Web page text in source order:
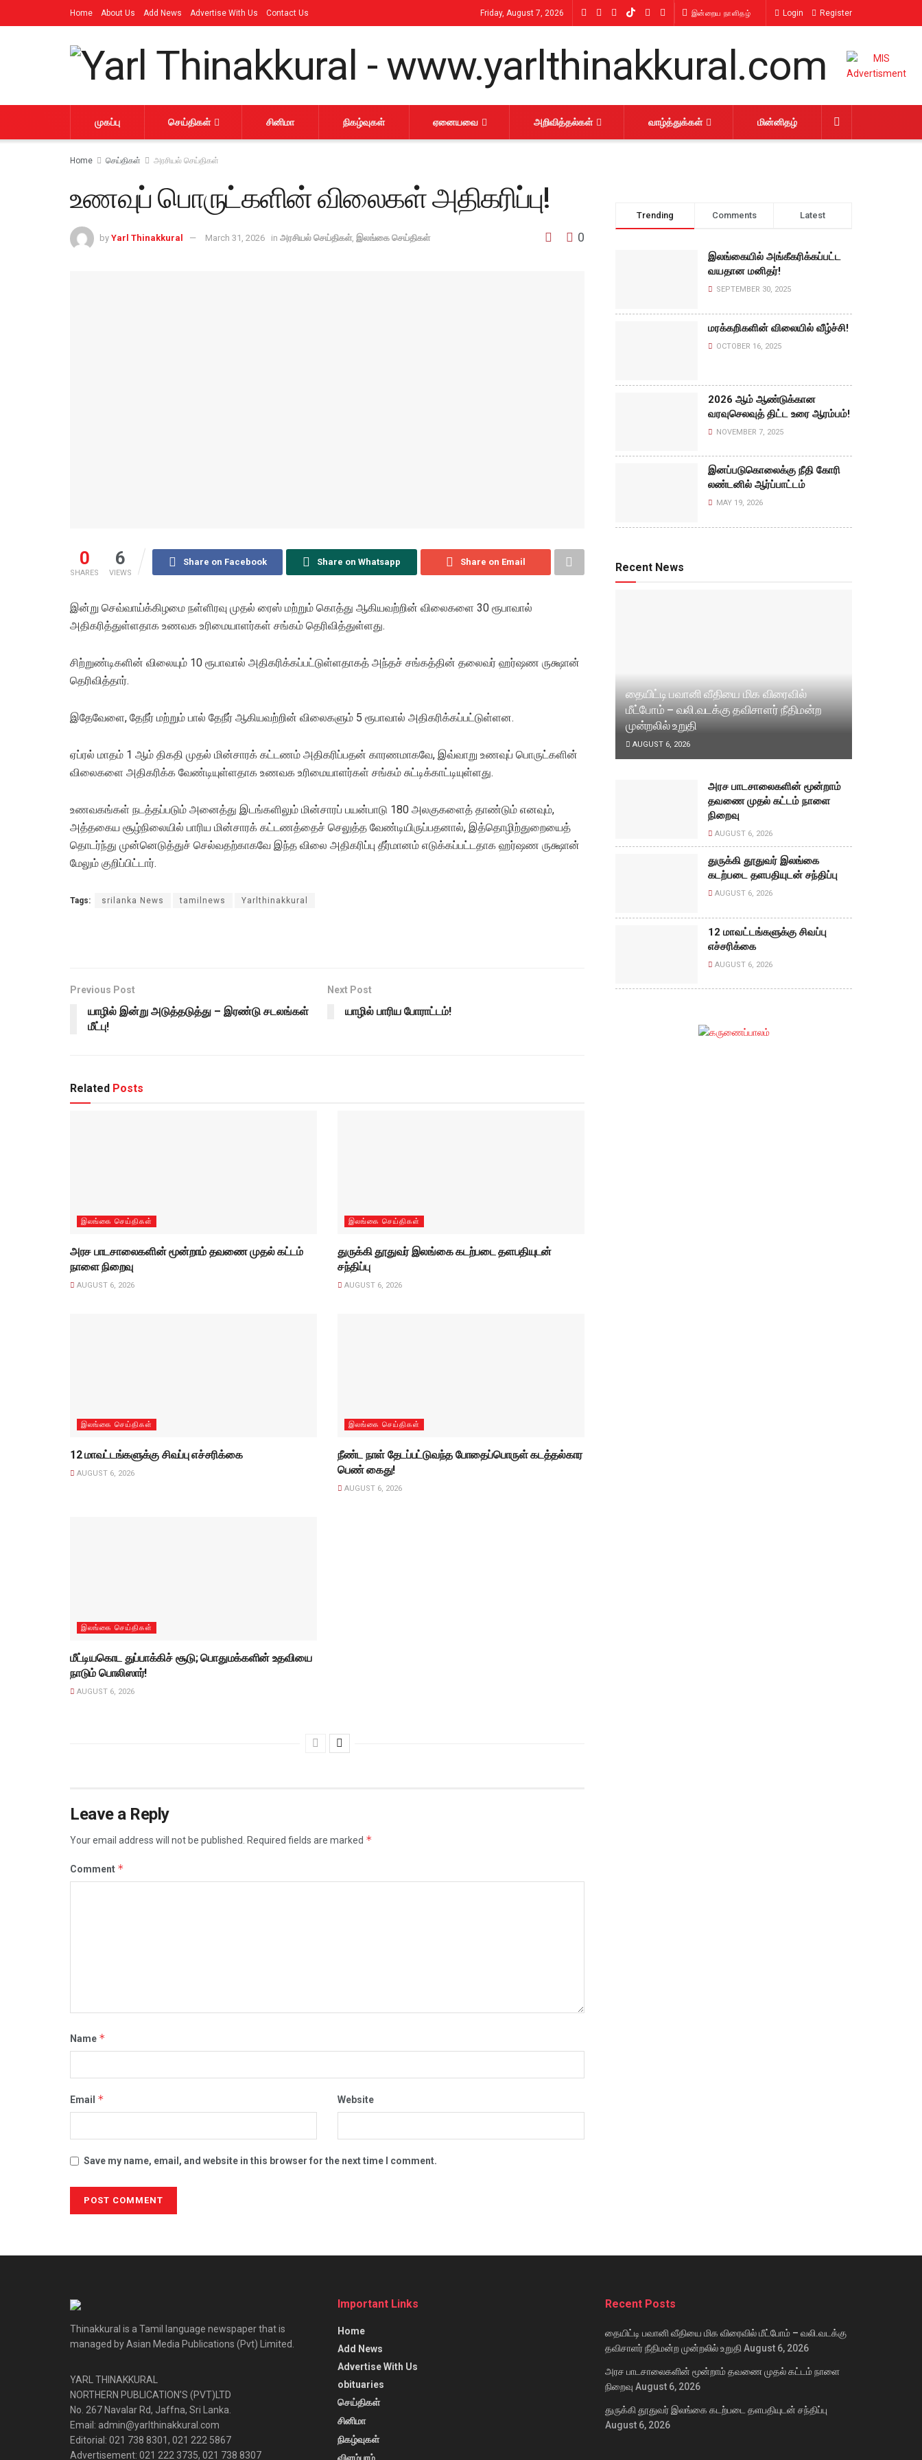
Home About Us Add News Advertise With Us Contact Us Friday, August 7, 2026 இன்றைய நாளிதழ் Login Register
முகப்பு செய்திகள் சினிமா நிகழ்வுகள் ஏனையவை அறிவித்தல்கள் வாழ்த்துக்கள் மின்னிதழ்
Home செய்திகள் அரசியல் செய்திகள்
உணவுப் பொருட்களின் விலைகள் அதிகரிப்பு!
by Yarl Thinakkural March 31, 2026 in அரசியல் செய்திகள், இலங்கை செய்திகள் 0
0
SHARES
6
VIEWS
Share on Facebook Share on Whatsapp Share on Email
இன்று செவ்வாய்க்கிழமை நள்ளிரவு முதல் ரைஸ் மற்றும் கொத்து ஆகியவற்றின் விலைகளை 30 ரூபாவால்
அதிகரித்துள்ளதாக உணவக உரிமையாளர்கள் சங்கம் தெரிவித்துள்ளது.
சிற்றுண்டிகளின் விலையும் 10 ரூபாவால் அதிகரிக்கப்பட்டுள்ளதாகத் அந்தச் சங்கத்தின் தலைவர் ஹர்ஷண ருக்ஷான்
தெரிவித்தார்.
இதேவேளை, தேநீர் மற்றும் பால் தேநீர் ஆகியவற்றின் விலைகளும் 5 ரூபாவால் அதிகரிக்கப்பட்டுள்ளன.
ஏப்ரல் மாதம் 1 ஆம் திகதி முதல் மின்சாரக் கட்டணம் அதிகரிப்பதன் காரணமாகவே, இவ்வாறு உணவுப் பொருட்களின்
விலைகளை அதிகரிக்க வேண்டியுள்ளதாக உணவக உரிமையாளர்கள் சங்கம் சுட்டிக்காட்டியுள்ளது.
உணவகங்கள் நடத்தப்படும் அனைத்து இடங்களிலும் மின்சாரப் பயன்பாடு 180 அலகுகளைத் தாண்டும் எனவும்,
அத்தகைய சூழ்நிலையில் பாரிய மின்சாரக் கட்டணத்தைச் செலுத்த வேண்டியிருப்பதனால், இத்தொழிற்துறையைத்
தொடர்ந்து முன்னெடுத்துச் செல்வதற்காகவே இந்த விலை அதிகரிப்பு தீர்மானம் எடுக்கப்பட்டதாக ஹர்ஷண ருக்ஷான்
மேலும் குறிப்பிட்டார்.
Tags: srilanka News tamilnews Yarlthinakkural
Previous Post
யாழில் இன்று அடுத்தடுத்து – இரண்டு சடலங்கள்
மீட்பு!
Next Post
யாழில் பாரிய போராட்டம்!
Related Posts
இலங்கை செய்திகள்
அரச பாடசாலைகளின் மூன்றாம் தவணை முதல் கட்டம்
நாளை நிறைவு
AUGUST 6, 2026
இலங்கை செய்திகள்
துருக்கி தூதுவர் இலங்கை கடற்படை தளபதியுடன்
சந்திப்பு
AUGUST 6, 2026
இலங்கை செய்திகள்
12 மாவட்டங்களுக்கு சிவப்பு எச்சரிக்கை
AUGUST 6, 2026
இலங்கை செய்திகள்
நீண்ட நாள் தேடப்பட்டுவந்த போதைப்பொருள் கடத்தல்கார
பெண் கைது!
AUGUST 6, 2026
இலங்கை செய்திகள்
மீட்டியகொட துப்பாக்கிச் சூடு; பொதுமக்களின் உதவியை
நாடும் பொலிஸார்!
AUGUST 6, 2026
Leave a Reply
Your email address will not be published. Required fields are marked *
Comment *
Name *
Email * Website
Save my name, email, and website in this browser for the next time I comment.
Trending Comments Latest
இலங்கையில் அங்கீகரிக்கப்பட்ட
வயதான மனிதர்!
SEPTEMBER 30, 2025
மரக்கறிகளின் விலையில் வீழ்ச்சி!
OCTOBER 16, 2025
2026 ஆம் ஆண்டுக்கான
வரவுசெலவுத் திட்ட உரை ஆரம்பம்!
NOVEMBER 7, 2025
இனப்படுகொலைக்கு நீதி கோரி
லண்டனில் ஆர்ப்பாட்டம்
MAY 19, 2026
Recent News
தையிட்டி பவானி வீதியை மிக விரைவில்
மீட்போம் – வலி.வடக்கு தவிசாளர் நீதிமன்ற
முன்றலில் உறுதி
AUGUST 6, 2026
அரச பாடசாலைகளின் மூன்றாம்
தவணை முதல் கட்டம் நாளை
நிறைவு
AUGUST 6, 2026
துருக்கி தூதுவர் இலங்கை
கடற்படை தளபதியுடன் சந்திப்பு
AUGUST 6, 2026
12 மாவட்டங்களுக்கு சிவப்பு
எச்சரிக்கை
AUGUST 6, 2026
Thinakkural is a Tamil language newspaper that is
managed by Asian Media Publications (Pvt) Limited.
YARL THINAKKURAL
NORTHERN PUBLICATION’S (PVT)LTD
No. 267 Navalar Rd, Jaffna, Sri Lanka.
Email: admin@yarlthinakkural.com
Editorial: 021 738 8301, 021 222 5867
Advertisement: 021 222 3735, 021 738 8307
Important Links
Home
Add News
Advertise With Us
obituaries
செய்திகள்
சினிமா
நிகழ்வுகள்
விளம்பரம்
Recent Posts
தையிட்டி பவானி வீதியை மிக விரைவில் மீட்போம் – வலி.வடக்கு
தவிசாளர் நீதிமன்ற முன்றலில் உறுதி August 6, 2026
அரச பாடசாலைகளின் மூன்றாம் தவணை முதல் கட்டம் நாளை
நிறைவு August 6, 2026
துருக்கி தூதுவர் இலங்கை கடற்படை தளபதியுடன் சந்திப்பு
August 6, 2026